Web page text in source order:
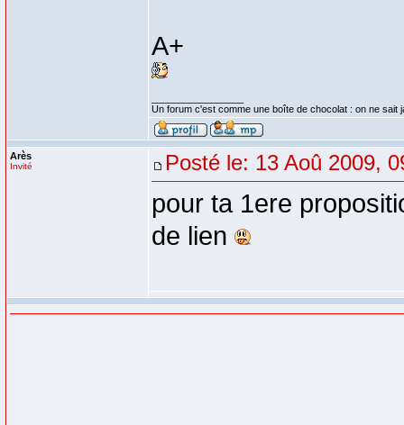
A+
Un forum c'est comme une boîte de chocolat : on ne sait
Arès
Invité Posté le: 13 Aoû 2009,
pour ta 1ere
de lien